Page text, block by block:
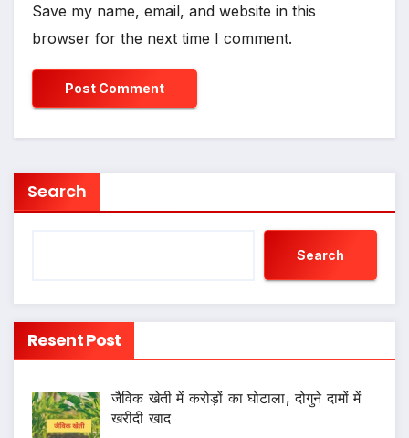
Save my name, email, and website in this
browser for the next time I comment.
Search
Search
Resent Post
जैविक खेती में करोड़ों का घोटाला, दोगुने दामों में
खरीदी खाद